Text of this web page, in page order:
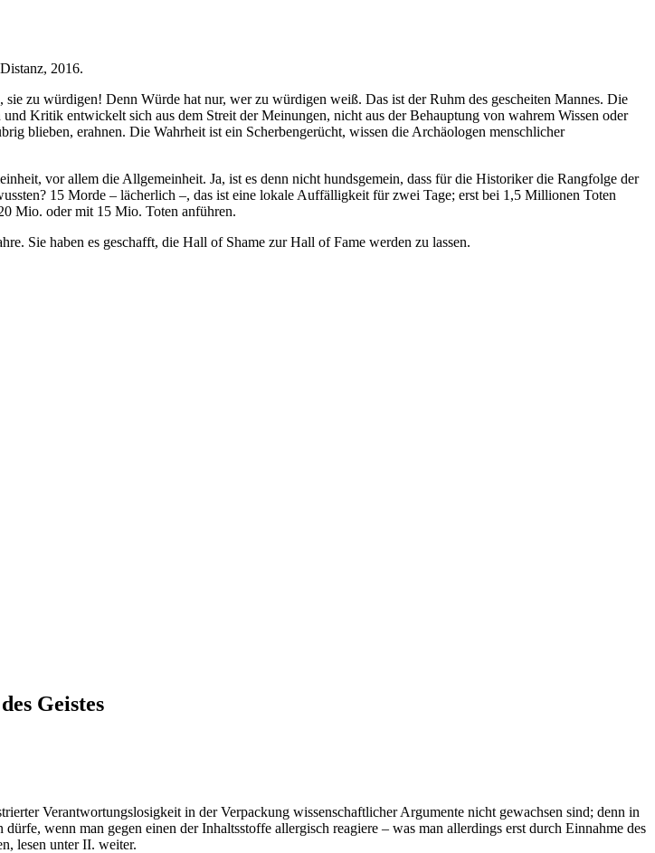
2016.
zu würdigen! Denn Würde hat nur, wer zu würdigen weiß. Das ist der Ruhm des gescheiten Mannes. Die
Kritik entwickelt sich aus dem Streit der Meinungen, nicht aus der Behauptung von wahrem Wissen oder
blieben, erahnen. Die Wahrheit ist ein Scherbengerücht, wissen die Archäologen menschlicher
vor allem die Allgemeinheit. Ja, ist es denn nicht hundsgemein, dass für die Historiker die Rangfolge der
15 Morde – lächerlich –, das ist eine lokale Auffälligkeit für zwei Tage; erst bei 1,5 Millionen Toten
Mio. oder mit 15 Mio. Toten anführen.
Sie haben es geschafft, die Hall of Shame zur Hall of Fame werden zu lassen.
Geistes
Verantwortungslosigkeit in der Verpackung wissenschaftlicher Argumente nicht gewachsen sind; denn in
wenn man gegen einen der Inhaltsstoffe allergisch reagiere – was man allerdings erst durch Einnahme des
lesen unter II. weiter.